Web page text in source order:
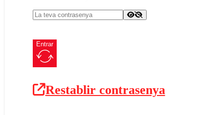
Entrar
Restablir contrasenya